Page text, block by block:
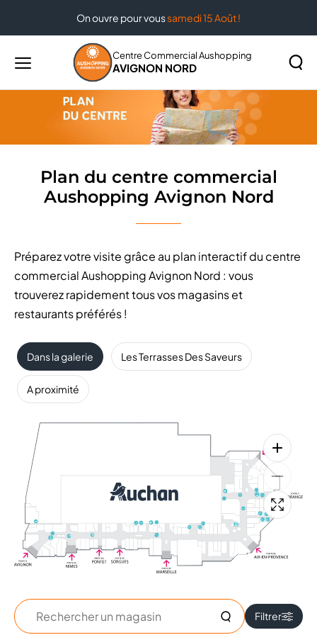
On ouvre pour voussamedi 15 Août !
Menu
principal
Centre Commercial Aushopping
AVIGNON NORD
Rechercher
site
Plan du centre commercial Aushopping Avignon
Plan du centre commercial
Aushopping Avignon Nord
Préparez votre visite grâce au plan interactif du centre
commercial Aushopping Avignon Nord : vous
trouverez rapidement tous vos magasins et
restaurants préférés !
Dans la galerie Les Terrasses Des Saveurs
A proximité
Rechercher
un
Filtrer